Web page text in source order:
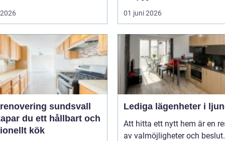
01 juni 2026
sundsvall
du ett hållbart och
kök
Lediga lägenheter i
Att hitta ett nytt hem är en
av valmöjligheter och beslut.